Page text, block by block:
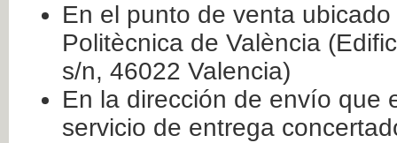
En el punto de venta
Politècnica de València
s/n, 46022 Valencia)
En la dirección de envío que
servicio de entrega